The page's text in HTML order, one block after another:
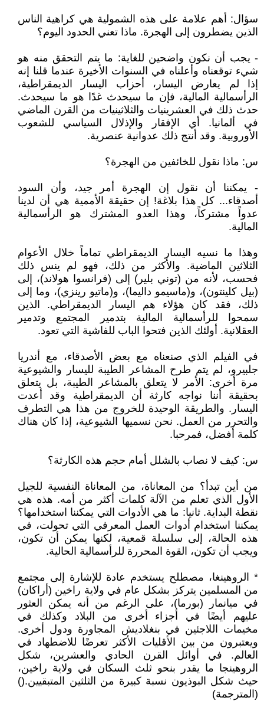
سؤال: أهم علامة على هذه الشمولية هي كراهية الناس
الذين يضطرون إلى الهجرة. ماذا تعني الحدود اليوم؟
- يجب أن نكون واضحين للغاية: ما يتم التحقق منه هو
شيء توقعناه وأعلناه في السنوات الأخيرة عندما قلنا إنه
إذا لم يعارض اليسار، أحزاب اليسار الديمقراطية،
الرأسمالية المالية، فإن ما سيحدث غدًا هو ما سيحدث.
حدث ذلك في العشرينيات والثلاثينيات من القرن الماضي
في ألمانيا. أي الإفقار والإذلال السياسي للشعوب
الأوروبية. وقد أنتج ذلك عدوانية عنصرية.
س: ماذا نقول للخائفين من الهجرة؟
- يمكننا أن نقول إن الهجرة أمر جيد، وأن السود
أصدقاء... كل هذا بلاغة! إن حقيقة الأممية هي أن لدينا
عدواً مشتركاً، وهذا العدو المشترك هو الرأسمالية
المالية.
وهذا ما نسيه اليسار الديمقراطي تماماً خلال الأعوام
الثلاثين الماضية. والأكثر من ذلك، فهو لم ينس ذلك
فحسب، لأنه من (توني بلير) إلى (فرانسوا هولاند)، إلى
(بيل كلينتون)، و(ماسيمو داليما)، و(ماتيو رينزي)، وما إلى
ذلك، فقد كان هؤلاء هم اليسار الديمقراطي. الذين
سمحوا للرأسمالية المالية بتدمير المجتمع وتدمير
العقلانية. أولئك الذين فتحوا الباب للفاشية التي تعود.
في الفيلم الذي صنعناه مع بعض الأصدقاء، مع أندريا
جلبيرو، لم يتم طرح المشاعر الطيبة لليسار والشيوعية
مرة أخرى: الأمر لا يتعلق بالمشاعر الطيبة، بل يتعلق
بحقيقة أننا نواجه كارثة أن الديمقراطية وقد أعدت
اليسار. والطريقة الوحيدة للخروج من هذا هي التطرف
والتحرر من العمل. نحن نسميها الشيوعية، إذا كان هناك
كلمة أفضل، فمرحبا.
س: كيف لا نصاب بالشلل أمام حجم هذه الكارثة؟
من أين تبدأ؟ من المعاناة، من المعاناة النفسية للجيل
الأول الذي تعلم من الآلة كلمات أكثر من أمه. هذه هي
نقطة البداية. ثانيا: ما هي الأدوات التي يمكننا استخدامها؟
يمكننا استخدام أدوات العمل المعرفي التي تحولت، في
هذه الحالة، إلى سلسلة قمعية، لكنها يمكن أن تكون،
ويجب أن تكون، القوة المحررة للرأسمالية الحالية.
* الروهينغا، مصطلح يستخدم عادة للإشارة إلى مجتمع
من المسلمين يتركز بشكل عام في ولاية راخين (أراكان)
في ميانمار (بورما)، على الرغم من أنه يمكن العثور
عليهم أيضًا في أجزاء أخرى من البلاد وكذلك في
مخيمات اللاجئين في بنغلاديش المجاورة ودول أخرى.
ويعتبرون من بين الأقليات الأكثر تعرضًا للاضطهاد في
العالم. في أوائل القرن الحادي والعشرين، شكل
الروهينجا ما يقدر بنحو ثلث السكان في ولاية راخين،
حيث شكل البوذيون نسبة كبيرة من الثلثين المتبقيين.()
(المترجمة)